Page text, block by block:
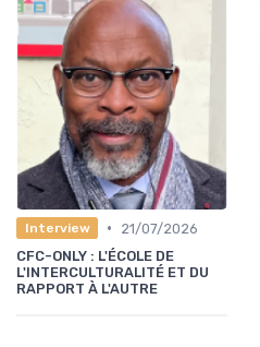
Interview •
21/07/2026
CFC-ONLY : L'ÉCOLE DE
L'INTERCULTURALITÉ ET DU
RAPPORT À L'AUTRE